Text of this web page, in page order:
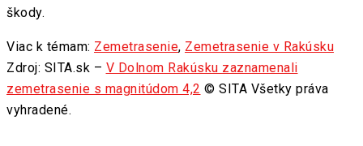
škody.
Viac k témam: Zemetrasenie, Zemetrasenie v Rakúsku
Zdroj: SITA.sk – V Dolnom Rakúsku zaznamenali
zemetrasenie s magnitúdom 4,2 © SITA Všetky práva
vyhradené.